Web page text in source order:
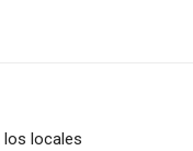
los locales